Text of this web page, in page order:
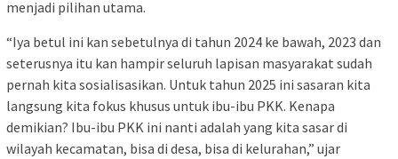
menjadi pilihan utama.
“Iya betul ini kan sebetulnya di tahun 2024 ke bawah, 2023 dan
seterusnya itu kan hampir seluruh lapisan masyarakat sudah
pernah kita sosialisasikan. Untuk tahun 2025 ini sasaran kita
langsung kita fokus khusus untuk ibu-ibu PKK. Kenapa
demikian? Ibu-ibu PKK ini nanti adalah yang kita sasar di
wilayah kecamatan, bisa di desa, bisa di kelurahan,” ujar